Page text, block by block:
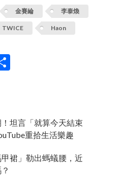
金賽綸 李泰煥
TWICE Haon
坦言「就算今天結束
重拾生活樂趣
裙」勒出螞蟻腰，近